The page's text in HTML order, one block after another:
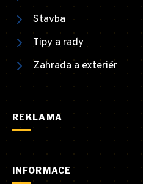
Stavba
Tipy a rady
Zahrada a exteriér
REKLAMA
INFORMACE